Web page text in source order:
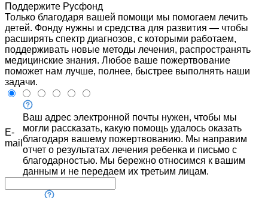
Поддержите Русфонд
Только благодаря вашей помощи мы помогаем лечить
детей. Фонду нужны и средства для развития — чтобы
расширять спектр диагнозов, с которыми работаем,
поддерживать новые методы лечения, распространять
медицинские знания. Любое ваше пожертвование
поможет нам лучше, полнее, быстрее выполнять наши
задачи.
E-
mail
Ваш адрес электронной почты нужен, чтобы мы
могли рассказать, какую помощь удалось оказать
благодаря вашему пожертвованию. Мы направим
отчет о результатах лечения ребенка и письмо с
благодарностью. Мы бережно относимся к вашим
данным и не передаем их третьим лицам.